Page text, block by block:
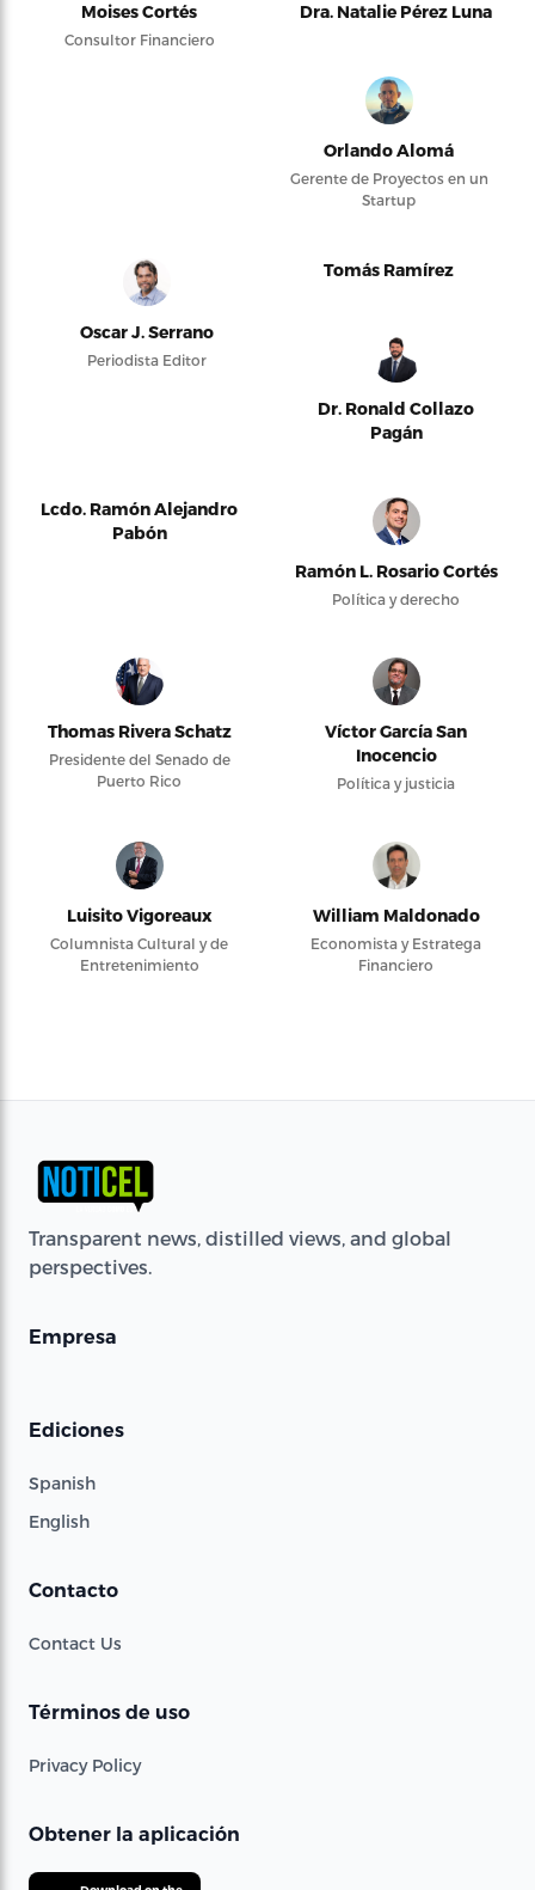
Moises Cortés
Consultor Financiero
Dra. Natalie Pérez Luna
Orlando Alomá
Gerente de Proyectos en un
Startup
Oscar J. Serrano
Periodista Editor
Tomás Ramírez
Dr. Ronald Collazo
Pagán
Lcdo. Ramón Alejandro
Pabón
Ramón L. Rosario Cortés
Política y derecho
Thomas Rivera Schatz
Presidente del Senado de
Puerto Rico
Víctor García San
Inocencio
Política y justicia
Luisito Vigoreaux
Columnista Cultural y de
Entretenimiento
William Maldonado
Economista y Estratega
Financiero
Transparent news, distilled views, and global
perspectives.
Empresa
Ediciones
Spanish
English
Contacto
Contact Us
Términos de uso
Privacy Policy
Obtener la aplicación